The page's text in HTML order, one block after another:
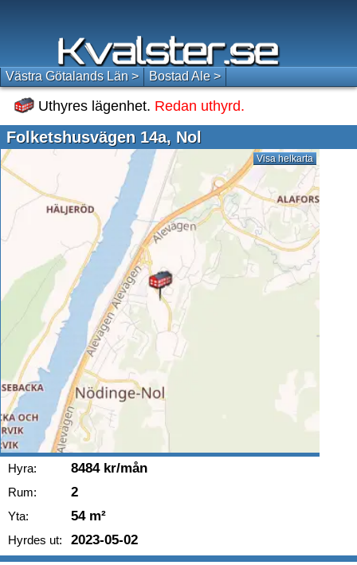
Västra Götalands Län > Bostad Ale >
Uthyres lägenhet. Redan uthyrd.
Folketshusvägen 14a, Nol
Visa helkarta
Hyra: 8484 kr/mån
Rum: 2
Yta: 54 m²
Hyrdes ut: 2023-05-02